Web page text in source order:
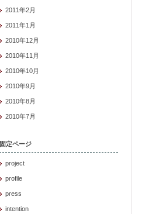
2011年2月
2011年1月
2010年12月
2010年11月
2010年10月
2010年9月
2010年8月
2010年7月
固定ページ
project
profile
press
intention